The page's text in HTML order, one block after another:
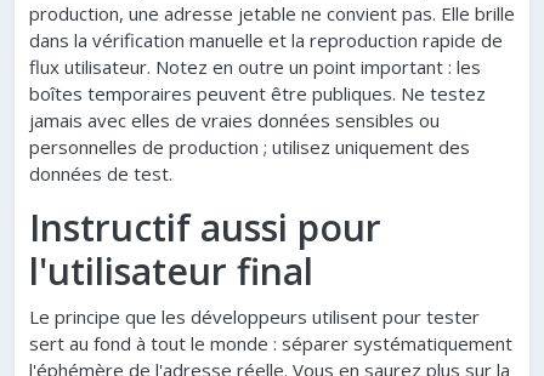
production, une adresse jetable ne convient pas. Elle brille
dans la vérification manuelle et la reproduction rapide de
flux utilisateur. Notez en outre un point important : les
boîtes temporaires peuvent être publiques. Ne testez
jamais avec elles de vraies données sensibles ou
personnelles de production ; utilisez uniquement des
données de test.
Instructif aussi pour
l'utilisateur final
Le principe que les développeurs utilisent pour tester
sert au fond à tout le monde : séparer systématiquement
l'éphémère de l'adresse réelle. Vous en saurez plus sur la